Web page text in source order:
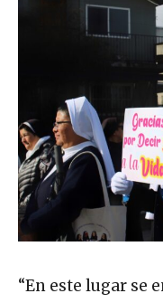
“En este lugar se